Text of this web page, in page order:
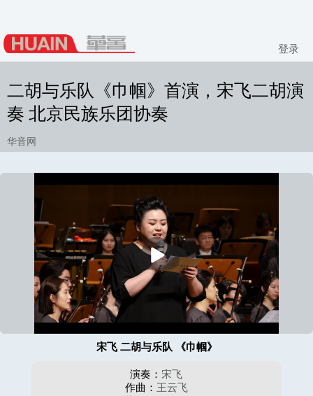
登录
二胡与乐队《巾帼》首演，宋飞二胡演
奏 北京民族乐团协奏
华音网
播
放
宋飞 二胡与乐队 《巾帼》
演奏： 宋飞
作曲： 王云飞